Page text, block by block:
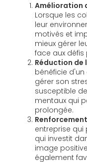
Amélioration
Lorsque les
leur
motivés et
mieux gérer
face aux défis
Réduction de
bénéficie
gérer son
susceptible
mentaux qui
prolongée.
entreprise qui
qui investit
image
également